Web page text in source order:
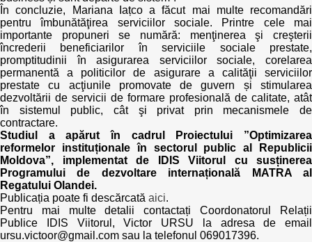
În concluzie, Mariana Iațco a făcut mai multe recomandări
pentru îmbunătăţirea serviciilor sociale. Printre cele mai
importante propuneri se numără: menţinerea şi creşterii
încrederii beneficiarilor în serviciile sociale prestate,
promptitudinii în asigurarea serviciilor sociale, corelarea
permanentă a politicilor de asigurare a calităţii serviciilor
prestate cu acţiunile promovate de guvern și stimularea
dezvoltării de servicii de formare profesională de calitate, atât
în sistemul public, cât şi privat prin mecanismele de
contractare.
Studiul a apărut în cadrul Proiectului ”Optimizarea
reformelor instituționale în sectorul public al Republicii
Moldova”, implementat de IDIS Viitorul cu susținerea
Programului de dezvoltare internațională MATRA al
Regatului Olandei.
Publicația poate fi descărcată aici.
Pentru mai multe detalii contactați Coordonatorul Relații
Publice IDIS Viitorul, Victor URSU la adresa de email
ursu.victoor@gmail.com sau la telefonul 069017396.